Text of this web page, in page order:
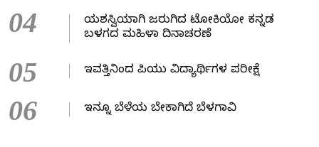
04
ಯಶಸ್ವಿಯಾಗಿ ಜರುಗಿದ ಟೋಕಿಯೋ ಕನ್ನಡ
ಬಳಗದ ಮಹಿಳಾ ದಿನಾಚರಣೆ
05 ಇವತ್ತಿನಿಂದ ಪಿಯು ವಿದ್ಯಾರ್ಥಿಗಳ ಪರೀಕ್ಷೆ
06 ಇನ್ನೂ ಬೆಳೆಯ ಬೇಕಾಗಿದೆ ಬೆಳಗಾವಿ